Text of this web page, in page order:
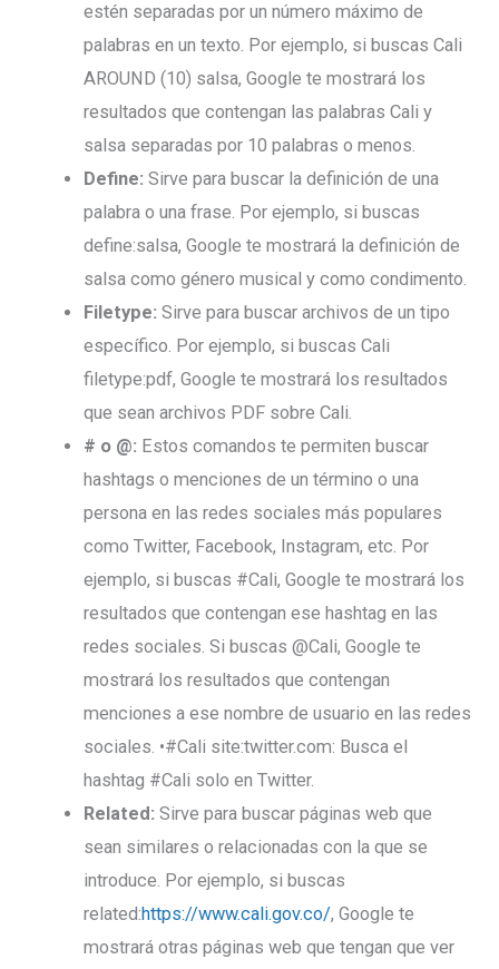
estén separadas por un número máximo de
palabras en un texto. Por ejemplo, si buscas Cali
AROUND (10) salsa, Google te mostrará los
resultados que contengan las palabras Cali y
salsa separadas por 10 palabras o menos.
Define: Sirve para buscar la definición de una
palabra o una frase. Por ejemplo, si buscas
define:salsa, Google te mostrará la definición de
salsa como género musical y como condimento.
Filetype: Sirve para buscar archivos de un tipo
específico. Por ejemplo, si buscas Cali
filetype:pdf, Google te mostrará los resultados
que sean archivos PDF sobre Cali.
# o @: Estos comandos te permiten buscar
hashtags o menciones de un término o una
persona en las redes sociales más populares
como Twitter, Facebook, Instagram, etc. Por
ejemplo, si buscas #Cali, Google te mostrará los
resultados que contengan ese hashtag en las
redes sociales. Si buscas @Cali, Google te
mostrará los resultados que contengan
menciones a ese nombre de usuario en las redes
sociales. •#Cali site:twitter.com: Busca el
hashtag #Cali solo en Twitter.
Related: Sirve para buscar páginas web que
sean similares o relacionadas con la que se
introduce. Por ejemplo, si buscas
related:https://www.cali.gov.co/, Google te
mostrará otras páginas web que tengan que ver